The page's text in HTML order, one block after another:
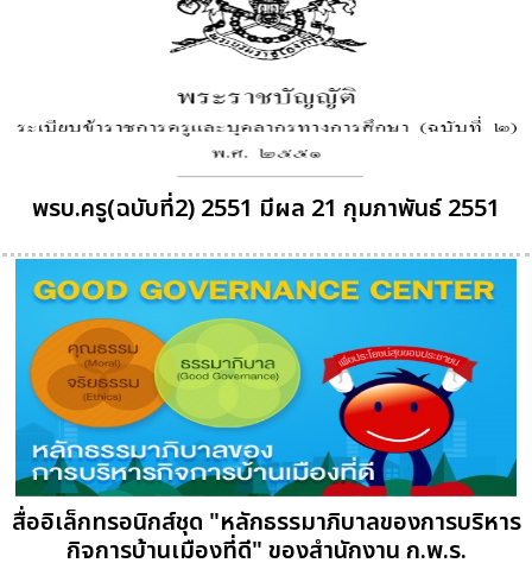
พรบ.ครู(ฉบับที่2) 2551 มีผล 21 กุมภาพันธ์ 2551
สื่ออิเล็กทรอนิกส์ชุด "หลักธรรมาภิบาลของการบริหาร
กิจการบ้านเมืองที่ดี" ของสำนักงาน ก.พ.ร.